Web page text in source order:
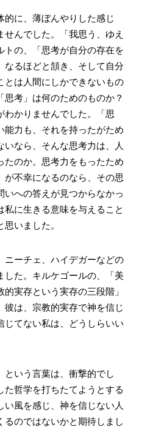
的に、薄ぼんやりした感じ
んでした。「我思う、ゆえ
トの、「思考が自分の存在を
なるほどと頷き、そして自分
とは人間にしかできないもの
考」は何のためのものか？
わかりませんでした。「思
能力も、それを持ったがため
いなら、そんな思考力は、人
たのか。思考力をもったため
が不幸になるのなら、その思
いへの答えが見つからなかっ
私に生きる意味を与えること
いました。
ニーチェ、ハイデガーなどの
した。キルケゴールの、「美
実存という実存の三段階」
彼は、宗教的実存で神を信じ
じてない私は、どうしらいい
という言葉は、衝撃的でし
た哲学を打ちたてようとする
い風を感じ、神を信じない人
るのではないかと期待しまし